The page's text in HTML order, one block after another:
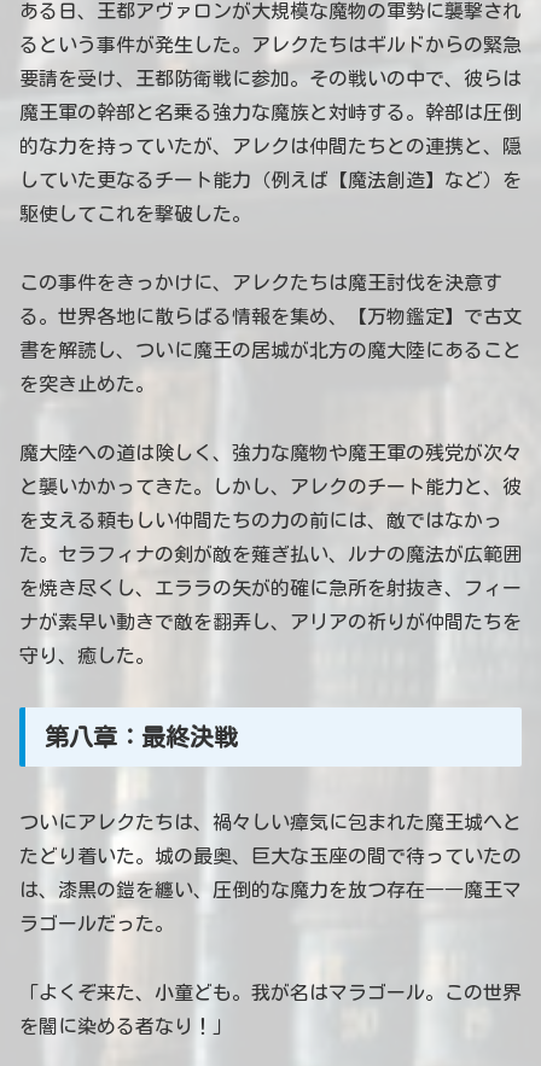
ある日、王都アヴァロンが大規模な魔物の軍勢に襲撃され
るという事件が発生した。アレクたちはギルドからの緊急
要請を受け、王都防衛戦に参加。その戦いの中で、彼らは
魔王軍の幹部と名乗る強力な魔族と対峙する。幹部は圧倒
的な力を持っていたが、アレクは仲間たちとの連携と、隠
していた更なるチート能力（例えば【魔法創造】など）を
駆使してこれを撃破した。
この事件をきっかけに、アレクたちは魔王討伐を決意す
る。世界各地に散らばる情報を集め、【万物鑑定】で古文
書を解読し、ついに魔王の居城が北方の魔大陸にあること
を突き止めた。
魔大陸への道は険しく、強力な魔物や魔王軍の残党が次々
と襲いかかってきた。しかし、アレクのチート能力と、彼
を支える頼もしい仲間たちの力の前には、敵ではなかっ
た。セラフィナの剣が敵を薙ぎ払い、ルナの魔法が広範囲
を焼き尽くし、エララの矢が的確に急所を射抜き、フィー
ナが素早い動きで敵を翻弄し、アリアの祈りが仲間たちを
守り、癒した。
第八章：最終決戦
ついにアレクたちは、禍々しい瘴気に包まれた魔王城へと
たどり着いた。城の最奥、巨大な玉座の間で待っていたの
は、漆黒の鎧を纏い、圧倒的な魔力を放つ存在――魔王マ
ラゴールだった。
「よくぞ来た、小童ども。我が名はマラゴール。この世界
を闇に染める者なり！」